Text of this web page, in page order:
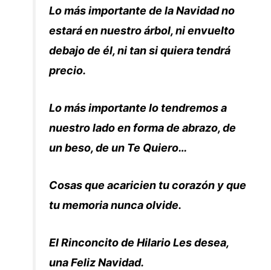
Lo más importante de la Navidad no
estará en nuestro árbol, ni envuelto
debajo de él, ni tan si quiera tendrá
precio.
Lo más importante lo tendremos a
nuestro lado en forma de abrazo, de
un beso, de un Te Quiero…
Cosas que acaricien tu corazón y que
tu memoria nunca olvide.
El Rinconcito de Hilario Les desea,
una Feliz Navidad.